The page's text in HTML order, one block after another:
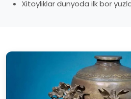
Xitoyliklar dunyoda ilk bor